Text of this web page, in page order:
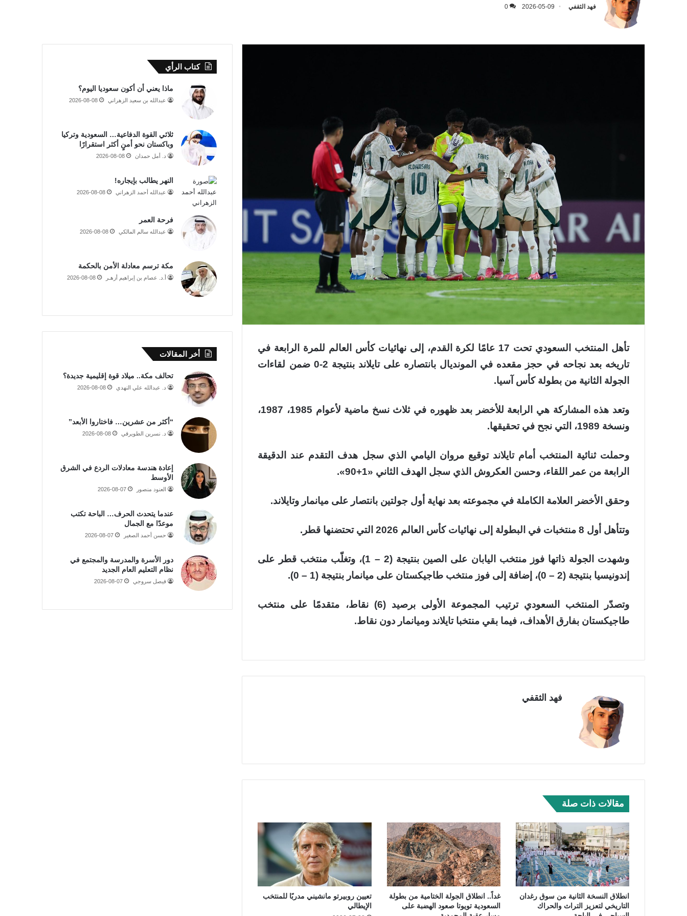
فهد الثقفي 2026-05-09
0
تأهل المنتخب السعودي تحت 17 عامًا لكرة القدم، إلى نهائيات كأس العالم للمرة الرابعة في
تاريخه بعد نجاحه في حجز مقعده في المونديال بانتصاره على تايلاند بنتيجة 2-0 ضمن لقاءات
الجولة الثانية من بطولة كأس آسيا.
وتعد هذه المشاركة هي الرابعة للأخضر بعد ظهوره في ثلاث نسخ ماضية لأعوام 1985، 1987،
ونسخة 1989، التي نجح في تحقيقها.
وحملت ثنائية المنتخب أمام تايلاند توقيع مروان اليامي الذي سجل هدف التقدم عند الدقيقة
الرابعة من عمر اللقاء، وحسن العكروش الذي سجل الهدف الثاني «1+90».
وحقق الأخضر العلامة الكاملة في مجموعته بعد نهاية أول جولتين بانتصار على ميانمار وتايلاند.
وتتأهل أول 8 منتخبات في البطولة إلى نهائيات كأس العالم 2026 التي تحتضنها قطر.
وشهدت الجولة ذاتها فوز منتخب اليابان على الصين بنتيجة (2 – 1)، وتغلّب منتخب قطر على
إندونيسيا بنتيجة (2 – 0)، إضافة إلى فوز منتخب طاجيكستان على ميانمار بنتيجة (1 – 0).
وتصدّر المنتخب السعودي ترتيب المجموعة الأولى برصيد (6) نقاط، متقدمًا على منتخب
طاجيكستان بفارق الأهداف، فيما بقي منتخبا تايلاند وميانمار دون نقاط.
فهد الثقفي
مقالات ذات صلة
انطلاق النسخة الثانية من سوق رغدان
التاريخي لتعزيز التراث والحراك
غداً.. انطلاق الجولة الختامية من بطولة
السعودية تويوتا صعود الهضبة على
تعيين روبيرتو مانشيني مدربًا للمنتخب
الإيطالي
كتاب الرأي
ماذا يعني أن أكون سعوديا اليوم؟
عبدالله بن سعيد الزهراني 2026-08-08
ثلاثي القوة الدفاعية… السعودية وتركيا
وباكستان نحو أمنٍ أكثر استقرارًا
د. أمل حمدان 2026-08-08
النهر يطالب بإيجاره!
عبدالله أحمد الزهراني 2026-08-08
فرحة العمر
عبدالله سالم المالكي 2026-08-08
مكة ترسم معادلة الأمن بالحكمة
أ.د. عصام بن إبراهيم أزهـر 2026-08-08
أخر المقالات
تحالف مكة.. ميلاد قوة إقليمية جديدة؟
د. عبدالله علي النهدي 2026-08-08
“أكثر من عشرين… فاختاروا الأبعد”
د. نسرين الطويرقي 2026-08-08
إعادة هندسة معادلات الردع في الشرق
الأوسط
العنود منصور 2026-08-07
عندما يتحدث الحرف… الباحة تكتب
موعدًا مع الجمال
حسن أحمد الصغير 2026-08-07
دور الأسرة والمدرسة والمجتمع في
نظام التعليم العام الجديد
فيصل سروجي 2026-08-07